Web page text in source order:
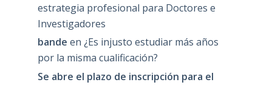
estrategia profesional para Doctores e
Investigadores
bande en ¿Es injusto estudiar más años
por la misma cualificación?
Se abre el plazo de inscripción para el